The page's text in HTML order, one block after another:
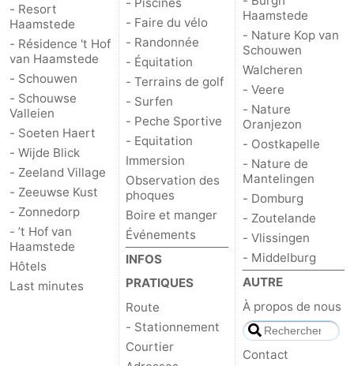
van
Schouwen
Veere
-
Nature
Oranjezon
-
Oostkapelle
-
Nature
de
Mantelingen
-
Domburg
-
Zoutelande
Middelburg
Météo
Contact
- Resort
Haamstede
- Résidence 't Hof
van Haamstede
- Schouwen
- Schouwse
Valleien
- Soeten Haert
- Wijde Blick
- Zeeland Village
- Zeeuwse Kust
- Zonnedorp
- ’t Hof van
Haamstede
Hôtels
Last minutes
- Faire du vélo
- Randonnée
- Équitation
- Terrains de golf
- Surfen
- Peche Sportive
- Equitation
Immersion
Observation des
phoques
Boire et manger
Événements
INFOS
PRATIQUES
Route
- Stationnement
Courtier
Haamstede
- Nature Kop van
Schouwen
Walcheren
- Veere
- Nature
Oranjezon
- Oostkapelle
- Nature de
Mantelingen
- Domburg
- Zoutelande
- Vlissingen
- Middelburg
AUTRE
À propos de nous
Contact